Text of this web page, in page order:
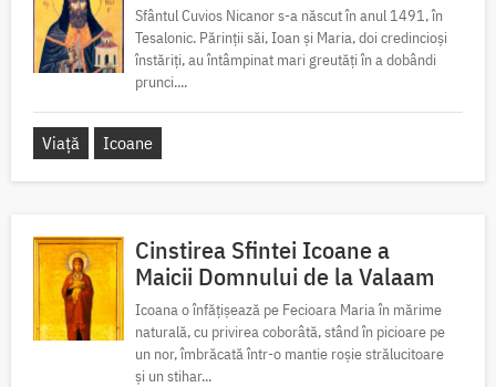
Sfântul Cuvios Nicanor s-a născut în anul 1491, în
Tesalonic. Părinții săi, Ioan și Maria, doi credincioși
înstăriți, au întâmpinat mari greutăți în a dobândi
prunci....
Viață Icoane
Cinstirea Sfintei Icoane a
Maicii Domnului de la Valaam
Icoana o înfățișează pe Fecioara Maria în mărime
naturală, cu privirea coborâtă, stând în picioare pe
un nor, îmbrăcată într-o mantie roșie strălucitoare
și un stihar...